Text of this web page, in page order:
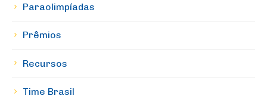
Paraolimpíadas
Prêmios
Recursos
Time Brasil